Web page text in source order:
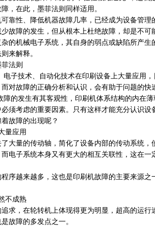
，在此，墨菲法则同样适用。
性、降低机器故障几率，已经成为设备管理
故障的发生，但从根本上杜绝故障，却是不可
机械电子系统，其自身的弱点或缺陷所产生
来解释。
法则
技术、自动化技术在印刷设备上大量应用，
对故障的正确分析和认识，会有助于问题的快
发生有其客观性，印刷机体系结构的内在薄
须考虑的重要因素。只有这样才能充分认识
故障的出现呢？
应用
量的传动轴，简化了设备内部的传动系统，
电子系统本身又有更大的相互关联性，这在
越来越多，这也是印刷机故障的主要来源之
不成熟
，在轮转机上体现得更为明显，超高的运行
故障的多发点之一。